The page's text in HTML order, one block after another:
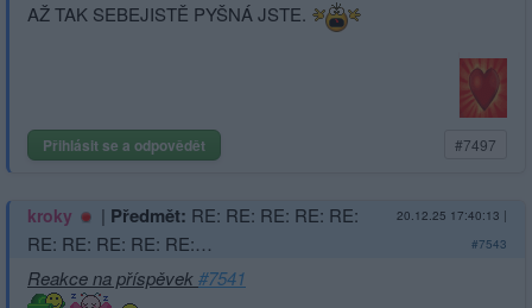
AŽ TAK SEBEJISTĚ PYŠNÁ JSTE.
Přihlásit se a odpovědět #7497
kroky | Předmět: RE: RE: RE: RE: RE:
RE: RE: RE: RE: RE:…
20.12.25 17:40:13 |
#7543
Reakce na příspěvek#7541